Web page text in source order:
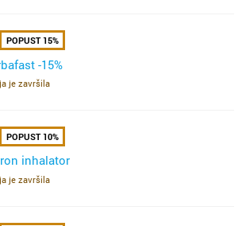
POPUST 15%
-15%
je završila
POPUST 10%
inhalator
je završila